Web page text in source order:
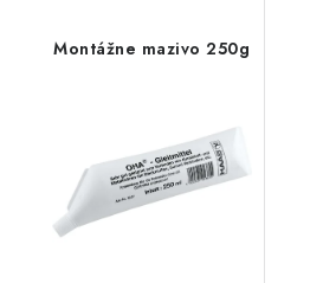
Montážne mazivo 250g